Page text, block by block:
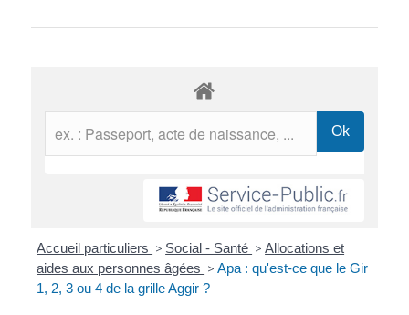
Accueil particuliers > Social - Santé > Allocations et
aides aux personnes âgées > Apa : qu'est-ce que le Gir
1, 2, 3 ou 4 de la grille Aggir ?